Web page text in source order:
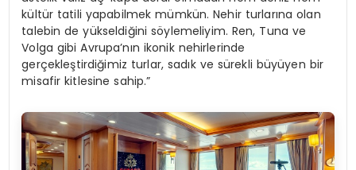
kültür tatili yapabilmek mümkün. Nehir turlarına olan
talebin de yükseldiğini söylemeliyim. Ren, Tuna ve
Volga gibi Avrupa’nın ikonik nehirlerinde
gerçekleştirdiğimiz turlar, sadık ve sürekli büyüyen bir
misafir kitlesine sahip.”